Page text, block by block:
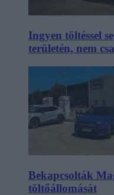
Ingyen töltéssel
területén, nem
Bekapcsolták
töltőállomását